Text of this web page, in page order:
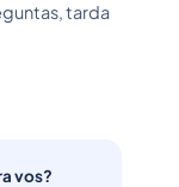
tarda
vos?